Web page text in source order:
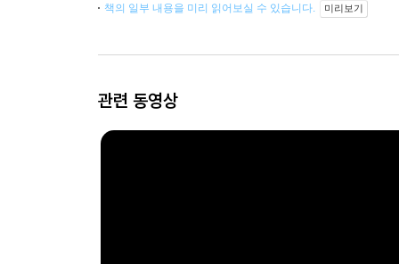
책의 일부 내용을 미리 읽어보실 수 있습니다. 미리보기
관련 동영상